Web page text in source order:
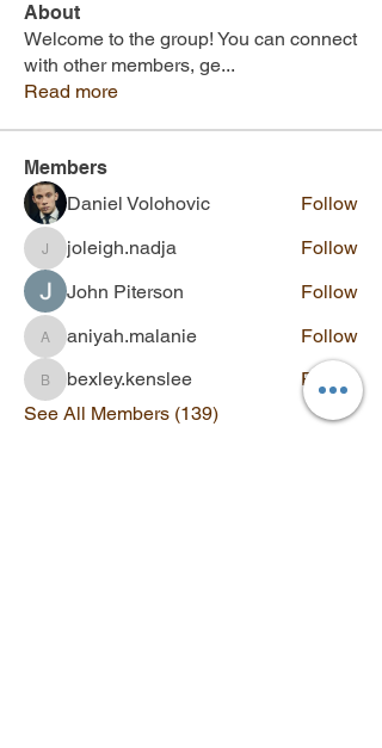
About
Welcome to the group! You can connect
with other members, ge...
Read more
Members
Daniel Volohovic
Follow
joleigh.nadja
joleigh.nadja
Follow
John Piterson
Follow
aniyah.malanie
aniyah.malanie Follow
bexley.kenslee
bexley.kenslee
Follow
See All Members (139)